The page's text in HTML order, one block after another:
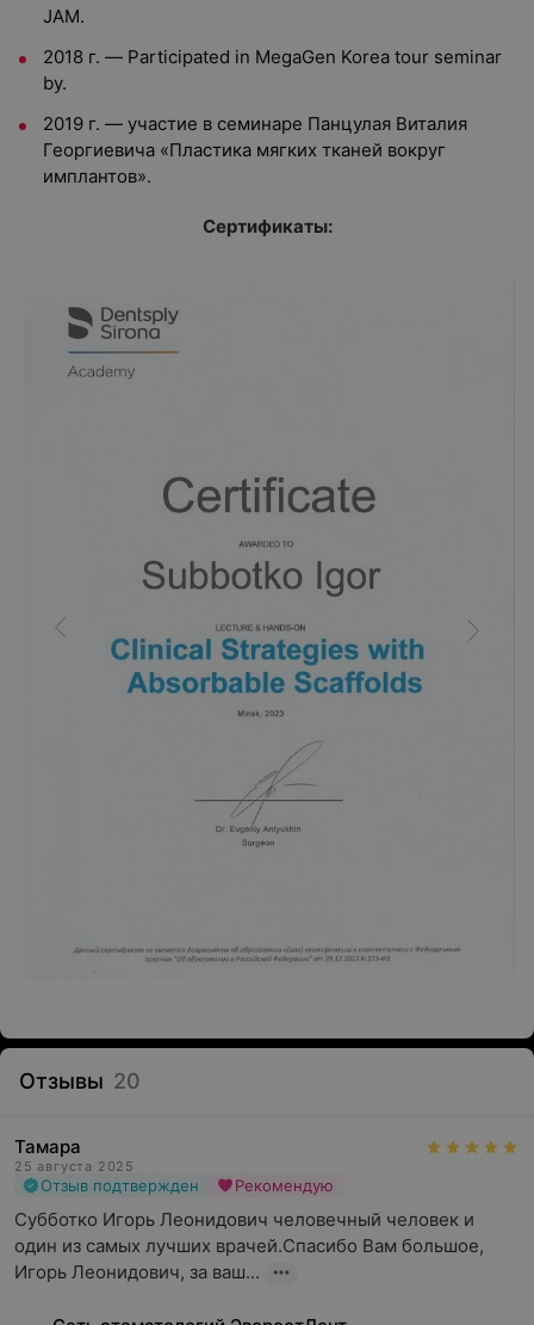
JAM.
2018 г. — Participated in MegaGen Korea tour seminar
by.
2019 г. — участие в семинаре Панцулая Виталия
Георгиевича «Пластика мягких тканей вокруг
имплантов».
Сертификаты:
Отзывы 20
Тамара
25 августа 2025
Отзыв подтвержден Рекомендую
Субботко Игорь Леонидович человечный человек и
один из самых лучших врачей.Спасибо Вам большое,
Игорь Леонидович, за ваш...